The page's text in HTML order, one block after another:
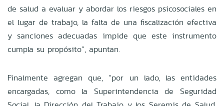
de salud a evaluar y abordar los riesgos psicosociales en
el lugar de trabajo, la falta de una fiscalización efectiva
y sanciones adecuadas impide que este instrumento
cumpla su propósito”, apuntan.
Finalmente agregan que, “por un lado, las entidades
encargadas, como la Superintendencia de Seguridad